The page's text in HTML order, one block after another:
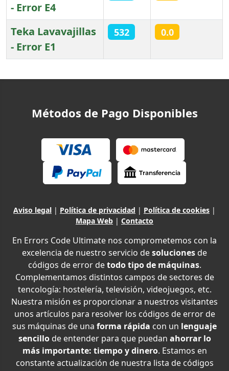
- Error E4
Teka Lavavajillas
- Error E1
532 0.0
Métodos de Pago Disponibles
Aviso legal | Política de privacidad | Política de cookies |
Mapa Web | Contacto
En Errors Code Ultimate nos comprometemos con la
excelencia de nuestro servicio desoluciones de
códigos de error detodo tipo de máquinas.
Complementamos distintos campos de sectores de
tencología: hostelería, televisión, videojuegos, etc.
Nuestra misión es proporcionar a nuestros visitantes
unos artículos para resolver los códigos de error de
sus máquinas de una forma rápida con un lenguaje
sencillode entender para que puedan ahorrar lo
más importante: tiempo y dinero. Estamos en
constante actualización de nuestra lista de códigos